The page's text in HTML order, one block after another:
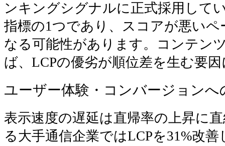
ンキングシグナルに正式採用して
指標の1つであり、スコアが悪い
なる可能性があります。コンテン
ば、LCPの優劣が順位差を生む要
ユーザー体験・コンバージョンへ
表示速度の遅延は直帰率の上昇に
る大手通信企業ではLCPを31%改